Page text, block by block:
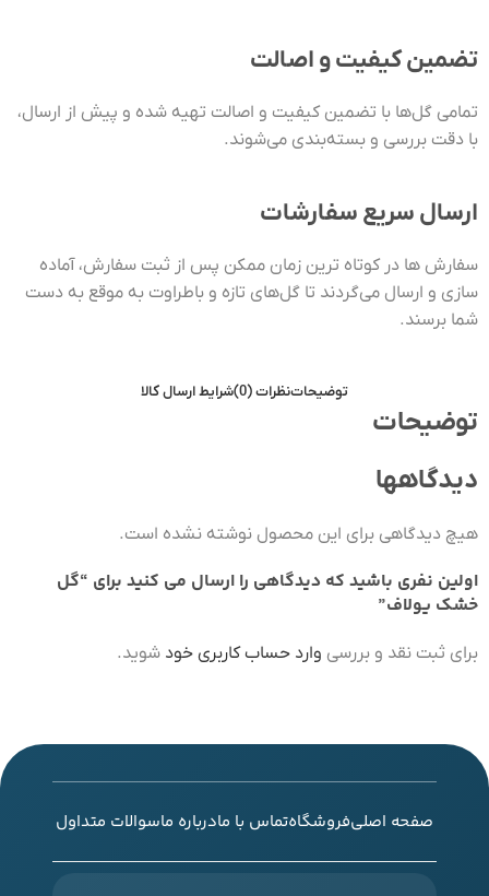
تضمین کیفیت و اصالت
تمامی گل‌ها با تضمین کیفیت و اصالت تهیه شده و پیش از ارسال،
با دقت بررسی و بسته‌بندی می‌شوند.
ارسال سریع سفارشات
سفارش ها در کوتاه ترین زمان ممکن پس از ثبت سفارش، آماده
سازی و ارسال می‌گردند تا گل‌های تازه و باطراوت به موقع به دست
شما برسند.
توضیحاتنظرات (0) شرایط ارسال کالا
توضیحات
دیدگاهها
هیچ دیدگاهی برای این محصول نوشته نشده است.
اولین نفری باشید که دیدگاهی را ارسال می کنید برای “گل
خشک یولاف”
برای ثبت نقد و بررسی وارد حساب کاربری خود شوید.
صفحه اصلیفروشگاهتماس با مادرباره ماسوالات متداول